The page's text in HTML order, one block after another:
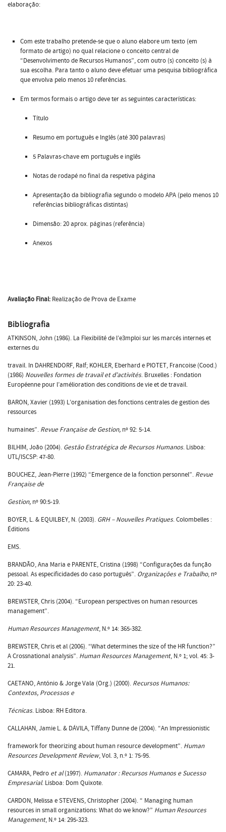
elaboração:
Com este trabalho pretende-se que o aluno elabore um texto (em
formato de artigo) no qual relacione o conceito central de
“Desenvolvimento de Recursos Humanos”, com outro (s) conceito (s) à
sua escolha. Para tanto o aluno deve efetuar uma pesquisa bibliográfica
que envolva pelo menos 10 referências.
Em termos formais o artigo deve ter as seguintes características:
Título
Resumo em português e Inglês (até 300 palavras)
5 Palavras-chave em português e inglês
Notas de rodapé no final da respetiva página
Apresentação da bibliografia segundo o modelo APA (pelo menos 10
referências bibliográficas distintas)
Dimensão: 20 aprox. páginas (referência)
Anexos
Avaliação Final: Realização de Prova de Exame
Bibliografia
ATKINSON, John (1986). La Flexibilité de l’e3mploi sur les marcés internes et
externes du
travail. In DAHRENDORF, Ralf; KOHLER, Eberhard e PIOTET, Francoise (Cood.)
(1986) Nouvelles formes de travail et d’activités. Bruxelles : Fondation
Européenne pour l’amélioration des conditions de vie et de travail.
BARON, Xavier (1993) L’organisation des fonctions centrales de gestion des
ressources
humaines”. Revue Française de Gestion, nº 92: 5-14.
BILHIM, João (2004). Gestão Estratégica de Recursos Humanos. Lisboa:
UTL/ISCSP: 47-80.
BOUCHEZ, Jean-Pierre (1992) “Emergence de la fonction personnel”. Revue
Française de
Gestion, nº 90:5-19.
BOYER, L. & EQUILBEY, N. (2003). GRH – Nouvelles Pratiques. Colombelles :
Éditions
EMS.
BRANDÃO, Ana Maria e PARENTE, Cristina (1998) “Configurações da função
pessoal. As especificidades do caso português”. Organizações e Trabalho, nº
20: 23-40.
BREWSTER, Chris (2004). “European perspectives on human resources
management”.
Human Resources Management, N.º 14: 365-382.
BREWSTER, Chris et al (2006). “What determines the size of the HR function?”
A Crossnational analysis”. Human Resources Management, N.º 1; vol. 45: 3-
21.
CAETANO, António & Jorge Vala (Org.) (2000). Recursos Humanos:
Contextos, Processos e
Técnicas. Lisboa: RH Editora.
CALLAHAN, Jamie L. & DÁVILA, Tiffany Dunne de (2004). “An Impressionistic
framework for theorizing about human resource development”. Human
Resources Development Review, Vol. 3, n.º 1: 75-95.
CAMARA, Pedro et al(1997). Humanator : Recursos Humanos e Sucesso
Empresarial. Lisboa: Dom Quixote.
CARDON, Melissa e STEVENS, Christopher (2004). “ Managing human
resources in small organizations: What do we know?” Human Resources
Management, N.º 14: 295-323.